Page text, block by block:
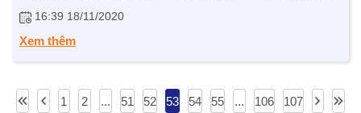
Trung hiện vẫn chưa khắc ph...
16:39 18/11/2020
Xem thêm
1 2 ... 51 52 53 54 55 ... 106 107